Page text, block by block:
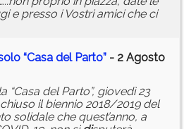
e presso i Vostri amici che ci
“Casa del Parto” - 2 Agosto
“Casa del Parto”, giovedì 23
il biennio 2018/2019 del
solidale che quest’anno, a